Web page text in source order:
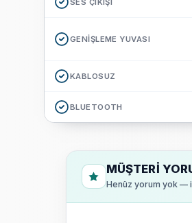
SES ÇIKIŞI
GENIŞLEME YUVASI
KABLOSUZ
BLUETOOTH
MÜŞTERI
Henüz yorum yok —